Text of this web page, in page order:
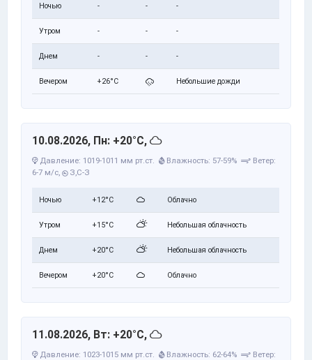
Ночью - - -
Утром - - -
Днем - - -
Вечером +26°C Небольшие дожди
10.08.2026, Пн: +20°C,
Давление: 1019-1011 мм рт.ст. Влажность: 57-59%
Ветер:
6-7 м/с, З,С-З
Ночью +12°C Облачно
Утром +15°C Небольшая облачность
Днем +20°C Небольшая облачность
Вечером +20°C Облачно
11.08.2026, Вт: +20°C,
Давление: 1023-1015 мм рт.ст. Влажность: 62-64%
Ветер: